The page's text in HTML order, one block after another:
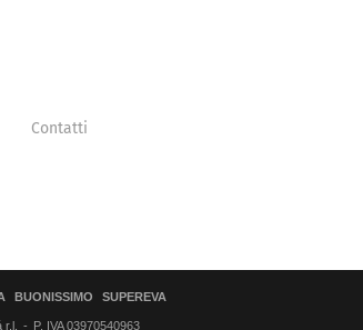
Contatti
BUONISSIMO SUPEREVA
P. IVA 03970540963